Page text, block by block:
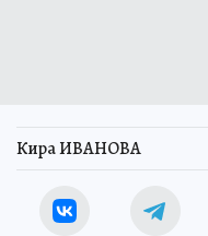
Кира ИВАНОВА